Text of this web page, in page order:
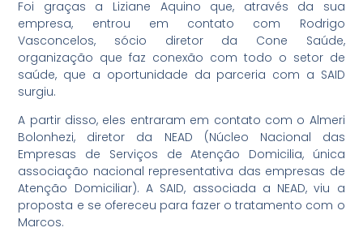
Foi graças a Liziane Aquino que, através da sua
empresa, entrou em contato com Rodrigo
Vasconcelos, sócio diretor da Cone Saúde,
organização que faz conexão com todo o setor de
saúde, que a oportunidade da parceria com a SAID
surgiu.
A partir disso, eles entraram em contato com o Almeri
Bolonhezi, diretor da NEAD (Núcleo Nacional das
Empresas de Serviços de Atenção Domicilia, única
associação nacional representativa das empresas de
Atenção Domiciliar). A SAID, associada a NEAD, viu a
proposta e se ofereceu para fazer o tratamento com o
Marcos.